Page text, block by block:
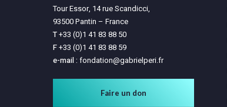
Tour Essor, 14 rue Scandicci,
93500 Pantin – France
T+33 (0)1 41 83 88 50
F+33 (0)1 41 83 88 59
e-mail : fondation@gabrielperi.fr
Faire un don